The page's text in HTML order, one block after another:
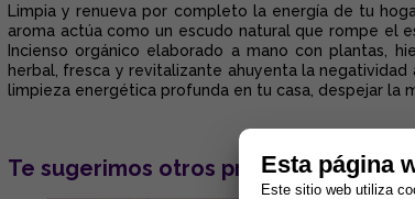
Limpia y renueva por completo la energía de tu
aroma actúa como un escudo natural que rompe el
Incienso orgánico elaborado a mano con plantas,
herbal, fresca y revitalizante ahuyenta la
limpieza energética profunda en tu casa, despejar la
Te sugerimos otros productos:
Esta página
Este sitio web utiliza